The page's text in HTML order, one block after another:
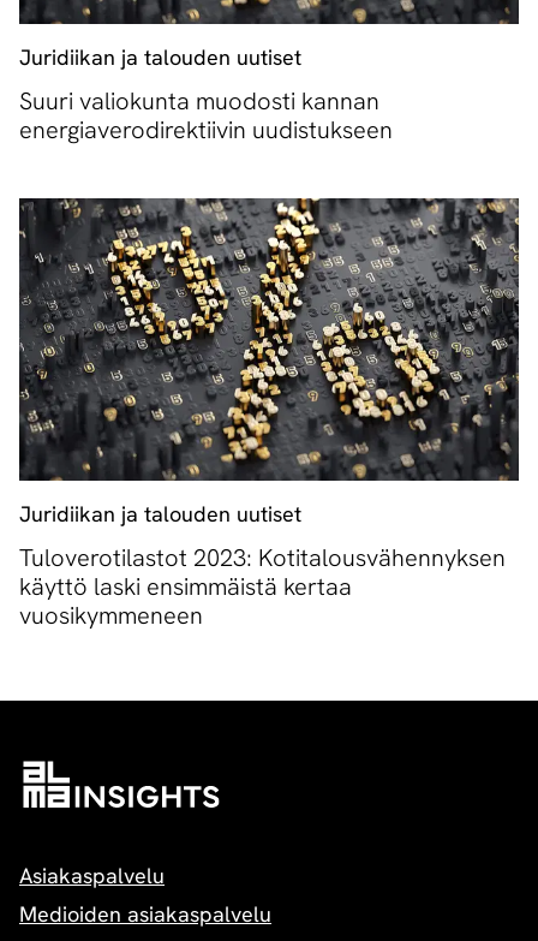
Juridiikan ja talouden uutiset
Suuri valiokunta muodosti kannan
energiaverodirektiivin uudistukseen
Juridiikan ja talouden uutiset
Tuloverotilastot 2023: Kotitalousvähennyksen
käyttö laski ensimmäistä kertaa
vuosikymmeneen
Asiakaspalvelu
Medioiden asiakaspalvelu